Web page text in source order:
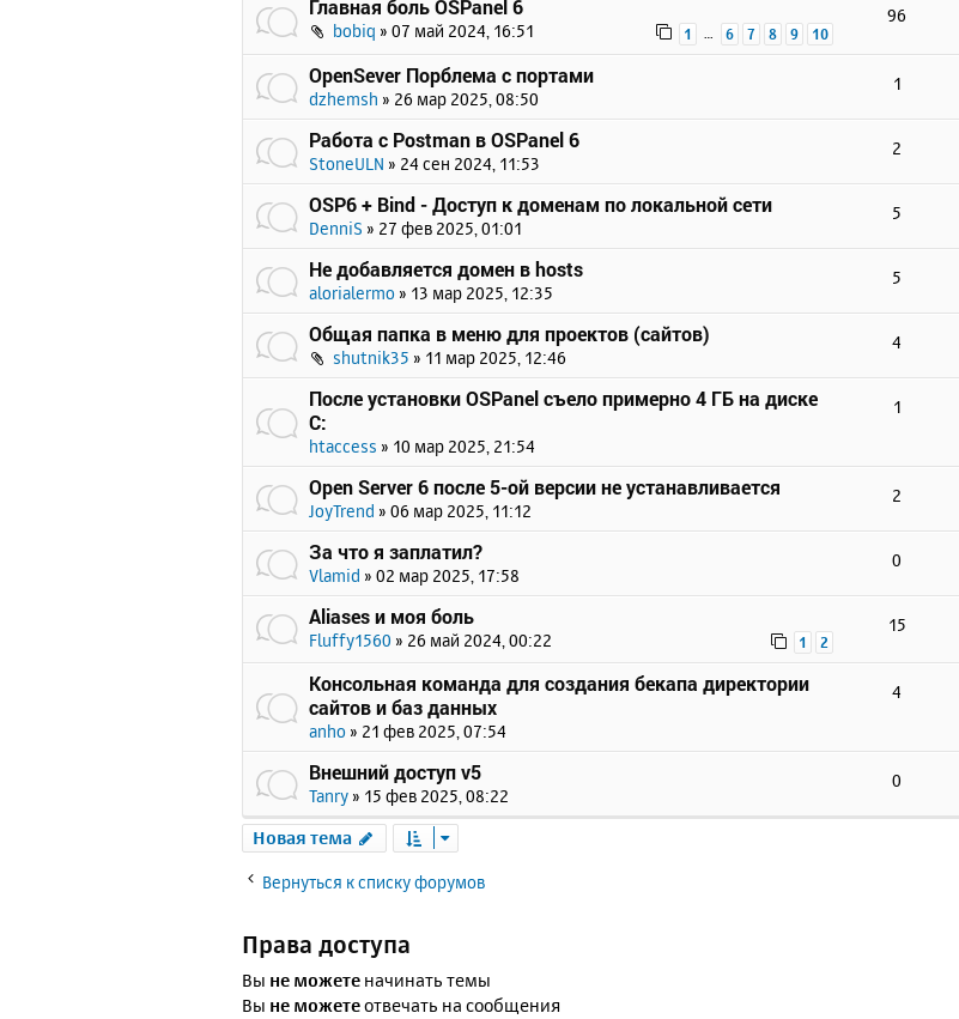
Главная боль OSPanel 6
bobiq » 07 май 2024, 16:51 1 6 7 8 9 10
96
OpenSever Порблема с портами
dzhemsh » 26 мар 2025, 08:50
1
Работа с Postman в OSPanel 6
StoneULN » 24 сен 2024, 11:53
2
OSP6 + Bind - Доступ к доменам по локальной сети
DenniS » 27 фев 2025, 01:01
5
Не добавляется домен в hosts
alorialermo » 13 мар 2025, 12:35
5
Общая папка в меню для проектов (сайтов)
shutnik35 » 11 мар 2025, 12:46
4
После установки OSPanel съело примерно 4 ГБ на диске
C:
htaccess » 10 мар 2025, 21:54
1
Open Server 6 после 5-ой версии не устанавливается
JoyTrend » 06 мар 2025, 11:12
2
За что я заплатил?
Vlamid » 02 мар 2025, 17:58
0
Aliases и моя боль
Fluffy1560 » 26 май 2024, 00:22 1 2
15
Консольная команда для создания бекапа директории
сайтов и баз данных
anho » 21 фев 2025, 07:54
4
Внешний доступ v5
Tanry » 15 фев 2025, 08:22
0
Новая тема
Вернуться к списку форумов
Права доступа
Вы не можете начинать темы
Вы не можетеотвечать на сообщения